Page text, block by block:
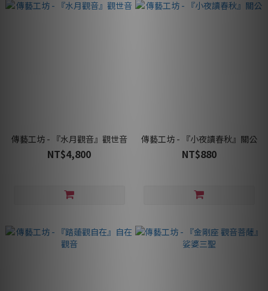
傳藝工坊 - 『水月觀音』觀世音
NT$4,800
傳藝工坊 - 『小夜讀春秋』關公
NT$880